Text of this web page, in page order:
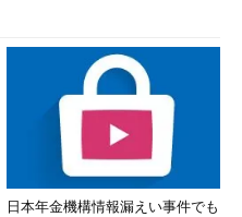
日本年金機構情報漏えい事件でも